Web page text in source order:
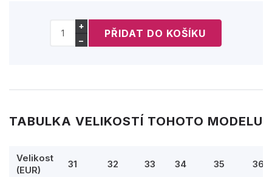
+
−
TABULKA VELIKOSTÍ TOHOTO MODELU
Velikost
(EUR)
31 32 33 34 35 36